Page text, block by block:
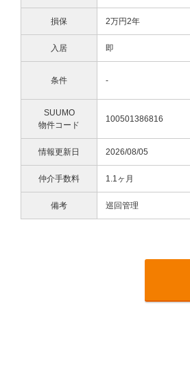
損保 2万円2年
入居 即
条件 -
SUUMO
物件コード
100501386816
情報更新日 2026/08/05
仲介手数料 1.1ヶ月
備考 巡回管理